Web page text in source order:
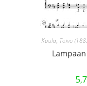
Kuula, Toivo